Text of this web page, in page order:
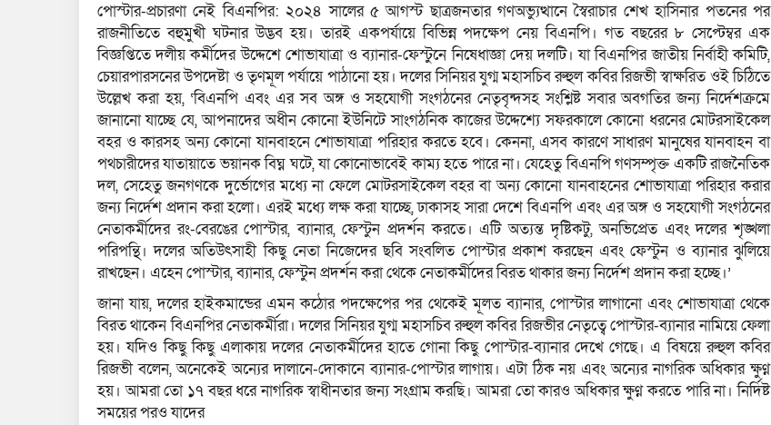
পোস্টার-প্রচারণা নেই বিএনপির: ২০২৪ সালের ৫ আগস্ট ছাত্রজনতার গণঅভ্যুত্থানে স্বৈরাচার শেখ হাসিনার পতনের পর
রাজনীতিতে বহুমুখী ঘটনার উদ্ভব হয়। তারই একপর্যায়ে বিভিন্ন পদক্ষেপ নেয় বিএনপি। গত বছরের ৮ সেপ্টেম্বর এক
বিজ্ঞপ্তিতে দলীয় কর্মীদের উদ্দেশে শোভাযাত্রা ও ব্যানার-ফেস্টুনে নিষেধাজ্ঞা দেয় দলটি। যা বিএনপির জাতীয় নির্বাহী কমিটি,
চেয়ারপারসনের উপদেষ্টা ও তৃণমূল পর্যায়ে পাঠানো হয়। দলের সিনিয়র যুগ্ম মহাসচিব রুহুল কবির রিজভী স্বাক্ষরিত ওই চিঠিতে
উল্লেখ করা হয়, ‘বিএনপি এবং এর সব অঙ্গ ও সহযোগী সংগঠনের নেতৃবৃন্দসহ সংশ্লিষ্ট সবার অবগতির জন্য নির্দেশক্রমে
জানানো যাচ্ছে যে, আপনাদের অধীন কোনো ইউনিটে সাংগঠনিক কাজের উদ্দেশ্যে সফরকালে কোনো ধরনের মোটরসাইকেল
বহর ও কারসহ অন্য কোনো যানবাহনে শোভাযাত্রা পরিহার করতে হবে। কেননা, এসব কারণে সাধারণ মানুষের যানবাহন বা
পথচারীদের যাতায়াতে ভয়ানক বিঘ্ন ঘটে, যা কোনোভাবেই কাম্য হতে পারে না। যেহেতু বিএনপি গণসম্পৃক্ত একটি রাজনৈতিক
দল, সেহেতু জনগণকে দুর্ভোগের মধ্যে না ফেলে মোটরসাইকেল বহর বা অন্য কোনো যানবাহনের শোভাযাত্রা পরিহার করার
জন্য নির্দেশ প্রদান করা হলো। এরই মধ্যে লক্ষ করা যাচ্ছে, ঢাকাসহ সারা দেশে বিএনপি এবং এর অঙ্গ ও সহযোগী সংগঠনের
নেতাকর্মীদের রং-বেরঙের পোস্টার, ব্যানার, ফেস্টুন প্রদর্শন করতে। এটি অত্যন্ত দৃষ্টিকটু, অনভিপ্রেত এবং দলের শৃঙ্খলা
পরিপন্থি। দলের অতিউৎসাহী কিছু নেতা নিজেদের ছবি সংবলিত পোস্টার প্রকাশ করছেন এবং ফেস্টুন ও ব্যানার ঝুলিয়ে
রাখছেন। এহেন পোস্টার, ব্যানার, ফেস্টুন প্রদর্শন করা থেকে নেতাকর্মীদের বিরত থাকার জন্য নির্দেশ প্রদান করা হচ্ছে।’
জানা যায়, দলের হাইকমান্ডের এমন কঠোর পদক্ষেপের পর থেকেই মূলত ব্যানার, পোস্টার লাগানো এবং শোভাযাত্রা থেকে
বিরত থাকেন বিএনপির নেতাকর্মীরা। দলের সিনিয়র যুগ্ম মহাসচিব রুহুল কবির রিজভীর নেতৃত্বে পোস্টার-ব্যানার নামিয়ে ফেলা
হয়। যদিও কিছু কিছু এলাকায় দলের নেতাকর্মীদের হাতে গোনা কিছু পোস্টার-ব্যানার দেখে গেছে। এ বিষয়ে রুহুল কবির
রিজভী বলেন, অনেকেই অন্যের দালানে-দোকানে ব্যানার-পোস্টার লাগায়। এটা ঠিক নয় এবং অন্যের নাগরিক অধিকার ক্ষুণ্ন
হয়। আমরা তো ১৭ বছর ধরে নাগরিক স্বাধীনতার জন্য সংগ্রাম করছি। আমরা তো কারও অধিকার ক্ষুণ্ন করতে পারি না। নির্দিষ্ট
সময়ের পরও যাদের